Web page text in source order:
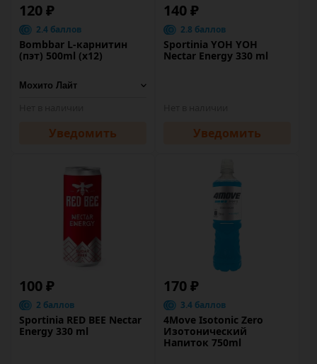
120 ₽
2.4 баллов
Bombbar L-карнитин
(пэт) 500ml (х12)
Уведомить
140 ₽
2.8 баллов
Sportinia YOH YOH
Nectar Energy 330 ml
Уведомить
100 ₽
2 баллов
Sportinia RED BEE Nectar
Energy 330 ml
170 ₽
3.4 баллов
4Move Isotonic Zero
Изотонический
Напиток 750ml